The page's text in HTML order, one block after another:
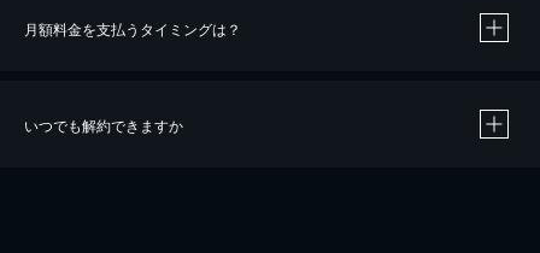
※40％ポイント還元の対象は、クレジットカード決済による作品の購入 / レンタルです。
月額料金を支払うタイミングは？
いつでも解約できますか